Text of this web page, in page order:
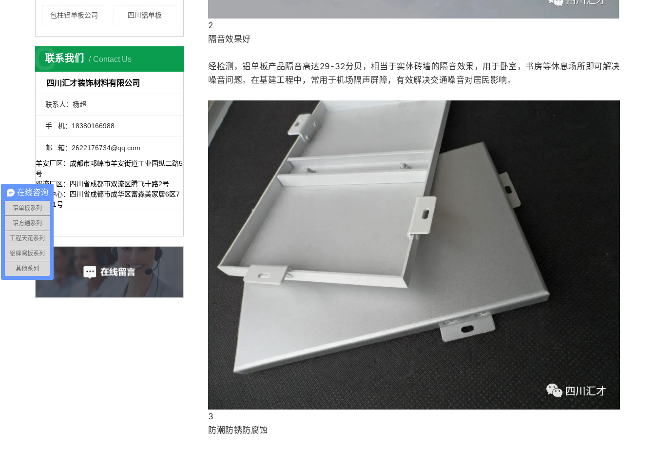
包柱铝单板公司 四川铝单板
联系我们 Contact Us
C
四川汇才装饰材料有限公司
联系人：杨超
手 机： 18380166988
邮 箱：2622176734@qq.com
羊安厂区：成都市邛崃市羊安街道工业园纵二路5
号
双流厂区：四川省成都市双流区腾飞十路2号
运营中心：四川省成都市成华区富森美家居6区7
栋9-11号
2
隔音效果好
经检测，铝单板产品隔音高达29-32分贝，相当于实体砖墙的隔音效果，用于卧室，书房等休息场所即可解决
噪音问题。在基建工程中，常用于机场隔声屏障，有效解决交通噪音对居民影响。
3
防潮防锈防腐蚀
在线咨询
铝单板系列
铝方通系列
工程天花系列
铝蜂窝板系列
其他系列